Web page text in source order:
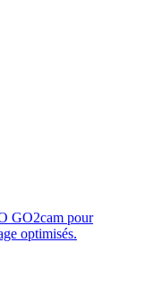
GO2cam pour
optimisés.